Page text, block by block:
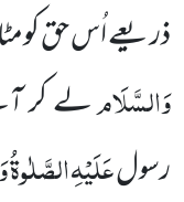
ذریعے اُسحق
وَالسَّلَاملے کر
رسولعَلَیْہِالصَّلٰوۃُ